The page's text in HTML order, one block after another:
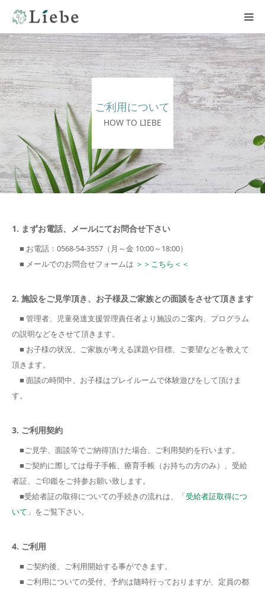
ご利用について
HOW TO LIEBE
1. まずお電話、メールにてお問合せ下さい
■ お電話：0568-54-3557（月～金 10:00～18:00）
■ メールでのお問合せフォームは ＞＞こちら＜＜
2. 施設をご見学頂き、お子様及ご家族との面談をさせて頂きます
■ 管理者、児童発達支援管理責任者より施設のご案内、プログラム
の説明などをさせて頂きます。
■ お子様の状況、ご家族が考える課題や目標、ご要望などを教えて
頂きます。
■ 面談の時間中、お子様はプレイルームで体験遊びをして頂けま
す。
3. ご利用契約
■ご見学、面談等でご納得頂けた場合、ご利用契約を行います。
■ご契約に際しては母子手帳、療育手帳（お持ちの方のみ）、受給
者証、ご印鑑をご持参お願い致します。
■受給者証の取得についての手続きの流れは、「受給者証取得につ
いて 」をご覧下さい。
4. ご利用
■ ご契約後、ご利用開始する事ができます。
■ ご利用についての受付、予約は随時行っておりますが、定員の都
ホーム
施設一覧
私たちについて
ご利用について
お問い合わせ